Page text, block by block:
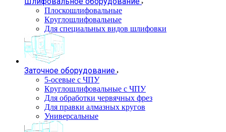
Плоскошлифовальные
Круглошлифовальные
Для специальных видов шлифовки
Заточное оборудование
5-осевые с ЧПУ
Круглошлифовальные с ЧПУ
Для обработки червячных фрез
Для правки алмазных кругов
Универсальные